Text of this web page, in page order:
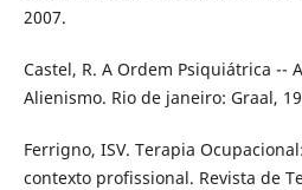
2007.
Castel, R. A Ordem Psiquiátrica --
Alienismo. Rio de janeiro: Graal,
Ferrigno, ISV. Terapia
contexto profissional. Revista de